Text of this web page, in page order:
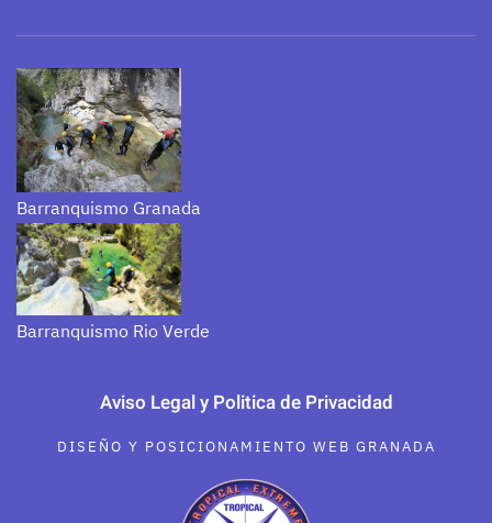
Barranquismo Granada
Barranquismo Rio Verde
Aviso Legal y Politica de Privacidad
DISEÑO Y POSICIONAMIENTO WEB GRANADA